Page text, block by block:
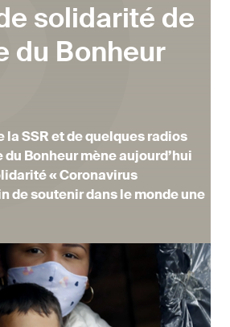
solidarité de
du Bonheur
la SSR et de quelques radios
Bonheur mène aujourd’hui
« Coronavirus
de soutenir dans le monde une